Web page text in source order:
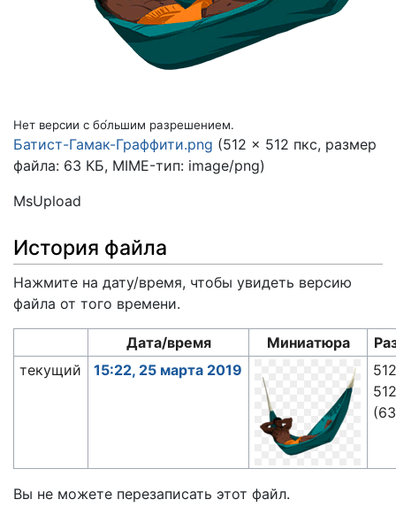
Нет версии с бо́льшим разрешением.
Батист-Гамак-Граффити.png (512 × 512 пкс, размер
файла: 63 КБ, MIME-тип: image/png)
MsUpload
История файла
Нажмите на дату/время, чтобы увидеть версию
файла от того времени.
Дата/время Миниатюра
текущий
15:22, 25 марта 2019
Вы не можете перезаписать этот файл.